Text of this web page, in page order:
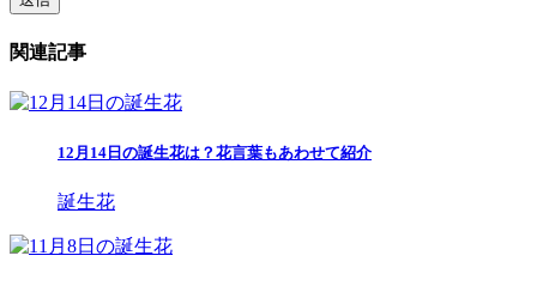
関連記事
12月14日の誕生花は？花言葉もあわせて紹介
誕生花